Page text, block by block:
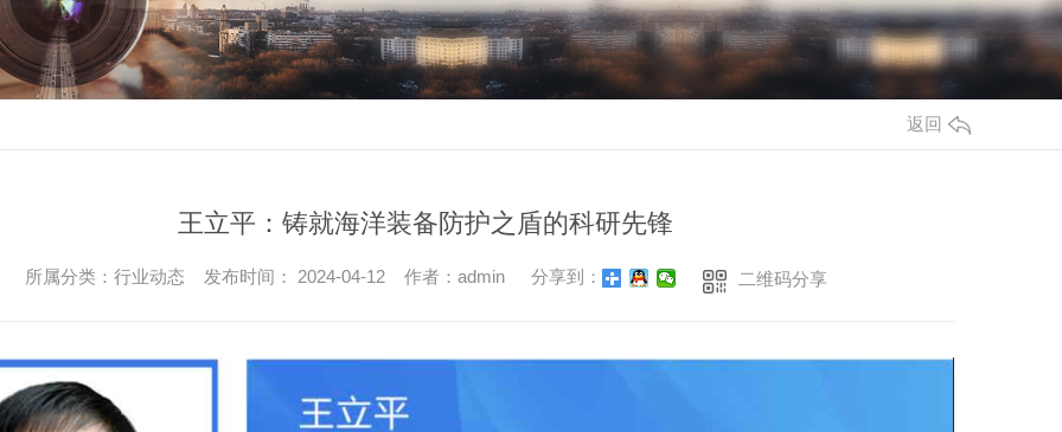
返回
王立平：铸就海洋装备防护之盾的科研先锋
所属分类：行业动态 发布时间： 2024-04-12 作者：admin 分享到： 二维码分享